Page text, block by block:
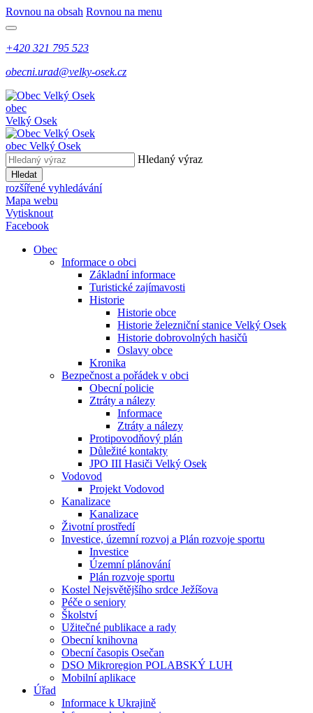
Rovnou na obsah Rovnou na menu
+420 321 795 523
obecni.urad@velky-osek.cz
obec
Velký Osek
obec Velký Osek
Hledaný výraz
Hledat
rozšířené vyhledávání
Mapa webu
Vytisknout
Facebook
Obec
Informace o obci
Základní informace
Turistické zajímavosti
Historie
Historie obce
Historie železniční stanice Velký Osek
Historie dobrovolných hasičů
Oslavy obce
Kronika
Bezpečnost a pořádek v obci
Obecní policie
Ztráty a nálezy
Informace
Ztráty a nálezy
Protipovodňový plán
Důležité kontakty
JPO III Hasiči Velký Osek
Vodovod
Projekt Vodovod
Kanalizace
Kanalizace
Životní prostředí
Investice, územní rozvoj a Plán rozvoje sportu
Investice
Územní plánování
Plán rozvoje sportu
Kostel Nejsvětějšího srdce Ježíšova
Péče o seniory
Školství
Užitečné publikace a rady
Obecní knihovna
Obecní časopis Osečan
DSO Mikroregion POLABSKÝ LUH
Mobilní aplikace
Úřad
Informace k Ukrajině